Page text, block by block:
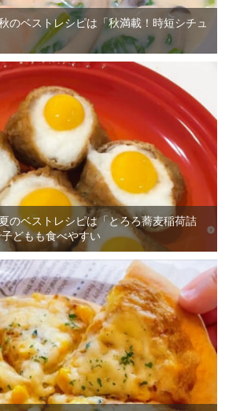
のベストレシピは「秋満載！時短シチュ
のベストレシピは「とろろ蕎麦稲荷詰
どもも食べやすい